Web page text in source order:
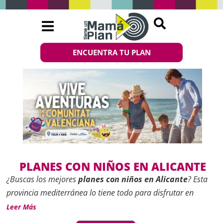
ENCUENTRA TU PLAN
PLANES CON NIÑOS EN ALICANTE
¿Buscas los mejoresplanes con niños en Alicante? Esta
provincia mediterránea lo tiene todo para disfrutar en
familia: playas seguras, parques temáticos, pueblos con
encanto y una oferta cultural adaptada a los más pequeños.
Leer Más